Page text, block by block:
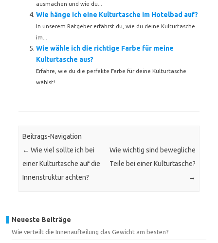
ausmachen und wie du...
Wie hänge ich eine Kulturtasche im Hotelbad auf?
In unserem Ratgeber erfährst du, wie du deine Kulturtasche
im...
Wie wähle ich die richtige Farbe für meine
Kulturtasche aus?
Erfahre, wie du die perfekte Farbe für deine Kulturtasche
wählst!...
Beitrags-Navigation
← Wie viel sollte ich bei
einer Kulturtasche auf die
Innenstruktur achten?
Wie wichtig sind bewegliche
Teile bei einer Kulturtasche?
→
Neueste Beiträge
Wie verteilt die Innenaufteilung das Gewicht am besten?